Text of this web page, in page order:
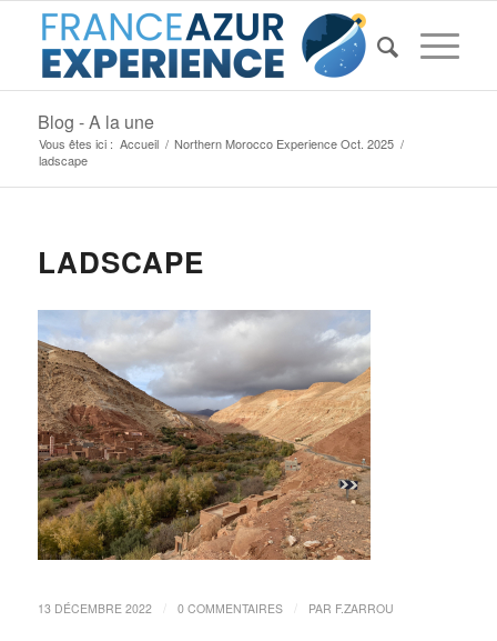
Blog - A la une
Vous êtes ici : Accueil / Northern Morocco Experience Oct. 2025 /
ladscape
LADSCAPE
13 DÉCEMBRE 2022 0 COMMENTAIRES PAR F.ZARROU